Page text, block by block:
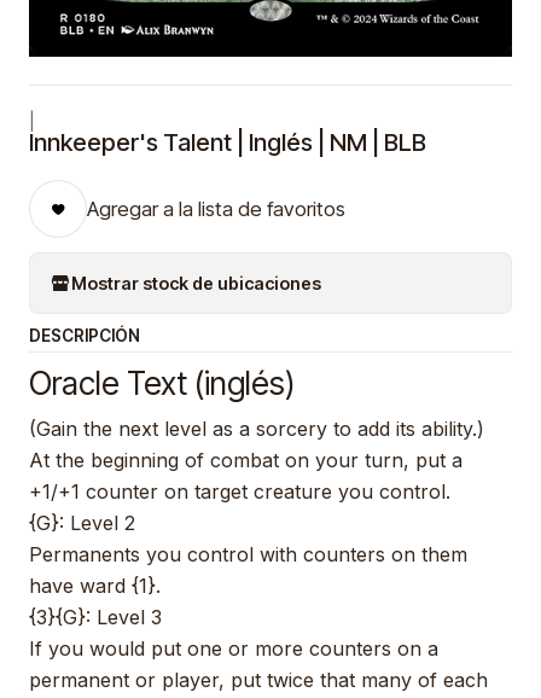
Innkeeper's Talent | Inglés | NM | BLB
Agregar a la lista de favoritos
Mostrar stock de ubicaciones
DESCRIPCIÓN
Oracle Text (inglés)
(Gain the next level as a sorcery to add its ability.)
At the beginning of combat on your turn, put a
+1/+1 counter on target creature you control.
{G}: Level 2
Permanents you control with counters on them
have ward {1}.
{3}{G}: Level 3
If you would put one or more counters on a
permanent or player, put twice that many of each